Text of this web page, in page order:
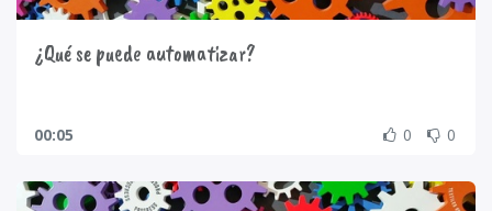
¿Qué se puede automatizar?
00:05 0 0